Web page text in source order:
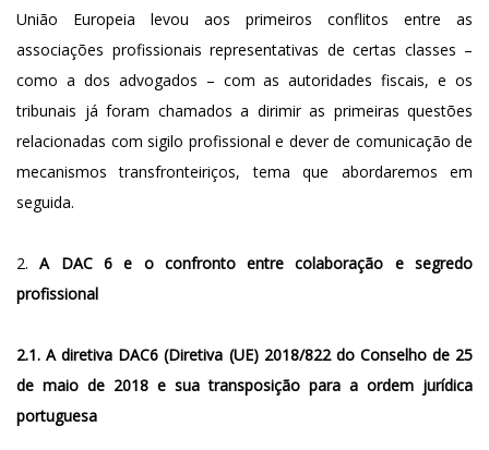
União Europeia levou aos primeiros conflitos entre as
associações profissionais representativas de certas classes –
como a dos advogados – com as autoridades fiscais, e os
tribunais já foram chamados a dirimir as primeiras questões
relacionadas com sigilo profissional e dever de comunicação de
mecanismos transfronteiriços, tema que abordaremos em
seguida.
2.A DAC 6 e o confronto entre colaboração e segredo
profissional
2.1. A diretiva DAC6 (Diretiva (UE) 2018/822 do Conselho de 25
de maio de 2018 e sua transposição para a ordem jurídica
portuguesa